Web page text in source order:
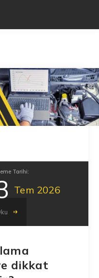
Tarihi:
Tem 2026
dikkat